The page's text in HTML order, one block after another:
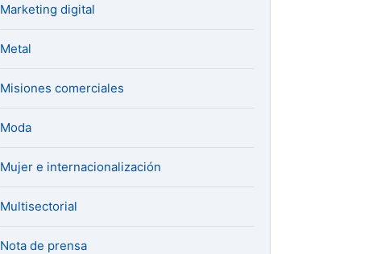
Marketing digital
Metal
Misiones comerciales
Moda
Mujer e internacionalización
Multisectorial
Nota de prensa